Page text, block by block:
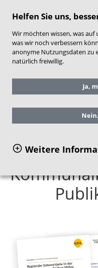
Helfen Sie uns,
Wir möchten wissen, was
was wir noch verbessern
anonyme Nutzungsdaten zu
natürlich freiwillig.
Ja,
Weitere
Sie befinden sich